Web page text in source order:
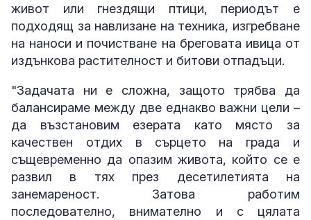
живот или гнездящи птици, периодът е
подходящ за навлизане на техника, изгребване
на наноси и почистване на бреговата ивица от
издънкова растителност и битови отпадъци.
"Задачата ни е сложна, защото трябва да
балансираме между две еднакво важни цели –
да възстановим езерата като място за
качествен отдих в сърцето на града и
същевременно да опазим живота, който се е
развил в тях през десетилетията на
занемареност. Затова работим
последователно, внимателно и с цялата